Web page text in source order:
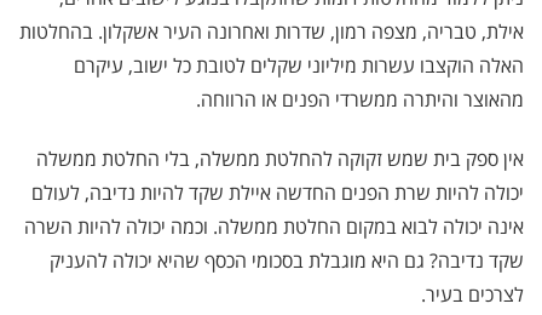
אילת, טבריה, מצפה רמון, שדרות ואחרונה העיר אשקלון. בהחלטות
האלה הוקצבו עשרות מיליוני שקלים לטובת כל ישוב, עיקרם
מהאוצר והיתרה ממשרדי הפנים או הרווחה.
אין ספק בית שמש זקוקה להחלטת ממשלה, בלי החלטת ממשלה
יכולה להיות שרת הפנים החדשה איילת שקד להיות נדיבה, לעולם
אינה יכולה לבוא במקום החלטת ממשלה. וכמה יכולה להיות השרה
שקד נדיבה? גם היא מוגבלת בסכומי הכסף שהיא יכולה להעניק
לצרכים בעיר.